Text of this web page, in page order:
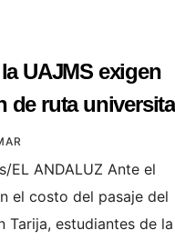
UAJMS exigen
de ruta
EL ANDALUZ Ante el
el costo del pasaje del
estudiantes de la